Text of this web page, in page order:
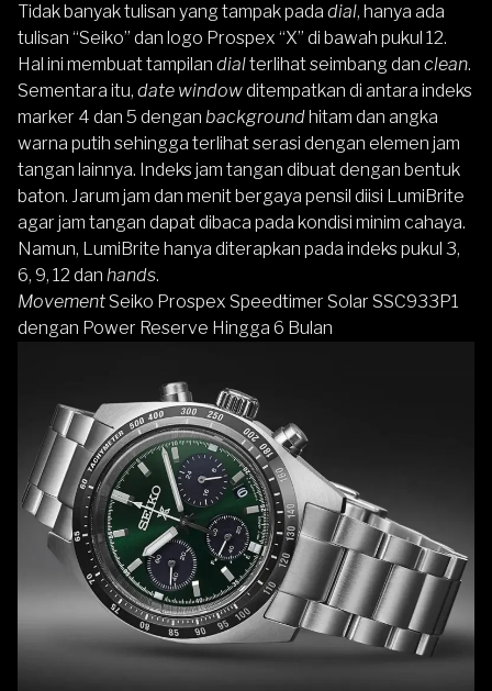
Tidak banyak tulisan yang tampak pada dial, hanya ada
tulisan “Seiko” dan logo Prospex “X” di bawah pukul 12.
Hal ini membuat tampilan dialterlihat seimbang dan clean.
Sementara itu, date windowditempatkan di antara indeks
marker 4 dan 5 dengan backgroundhitam dan angka
warna putih sehingga terlihat serasi dengan elemen jam
tangan lainnya. Indeks jam tangan dibuat dengan bentuk
baton. Jarum jam dan menit bergaya pensil diisi LumiBrite
agar jam tangan dapat dibaca pada kondisi minim cahaya.
Namun, LumiBrite hanya diterapkan pada indeks pukul 3,
6, 9, 12 dan hands.
Movement Seiko Prospex Speedtimer Solar SSC933P1
dengan Power Reserve Hingga 6 Bulan